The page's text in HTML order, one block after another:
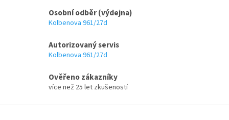
p
r
y
p
i
u
Osobní odběr (výdejna)
Kolbenova 961/27d
Autorizovaný servis
Kolbenova 961/27d
Ověřeno zákazníky
více než 25 let zkušeností